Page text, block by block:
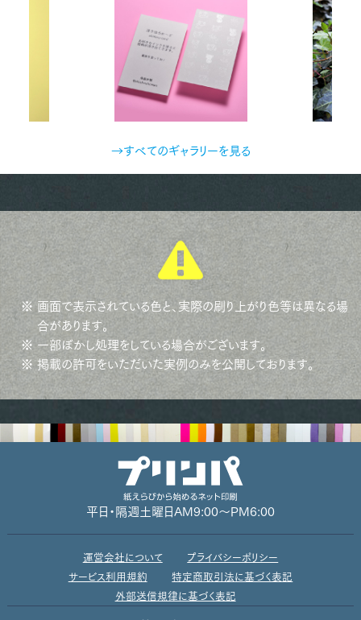
→すべてのギャラリーを見る
※ 画面で表示されている色と、実際の刷り上がり色等は異なる場
合があります。
※ 一部ぼかし処理をしている場合がございます。
※ 掲載の許可をいただいた実例のみを公開しております。
平日・隔週土曜日 AM9:00～PM6:00
運営会社について
プライバシーポリシー
サービス利用規約
特定商取引法に基づく表記
外部送信規律に基づく表記